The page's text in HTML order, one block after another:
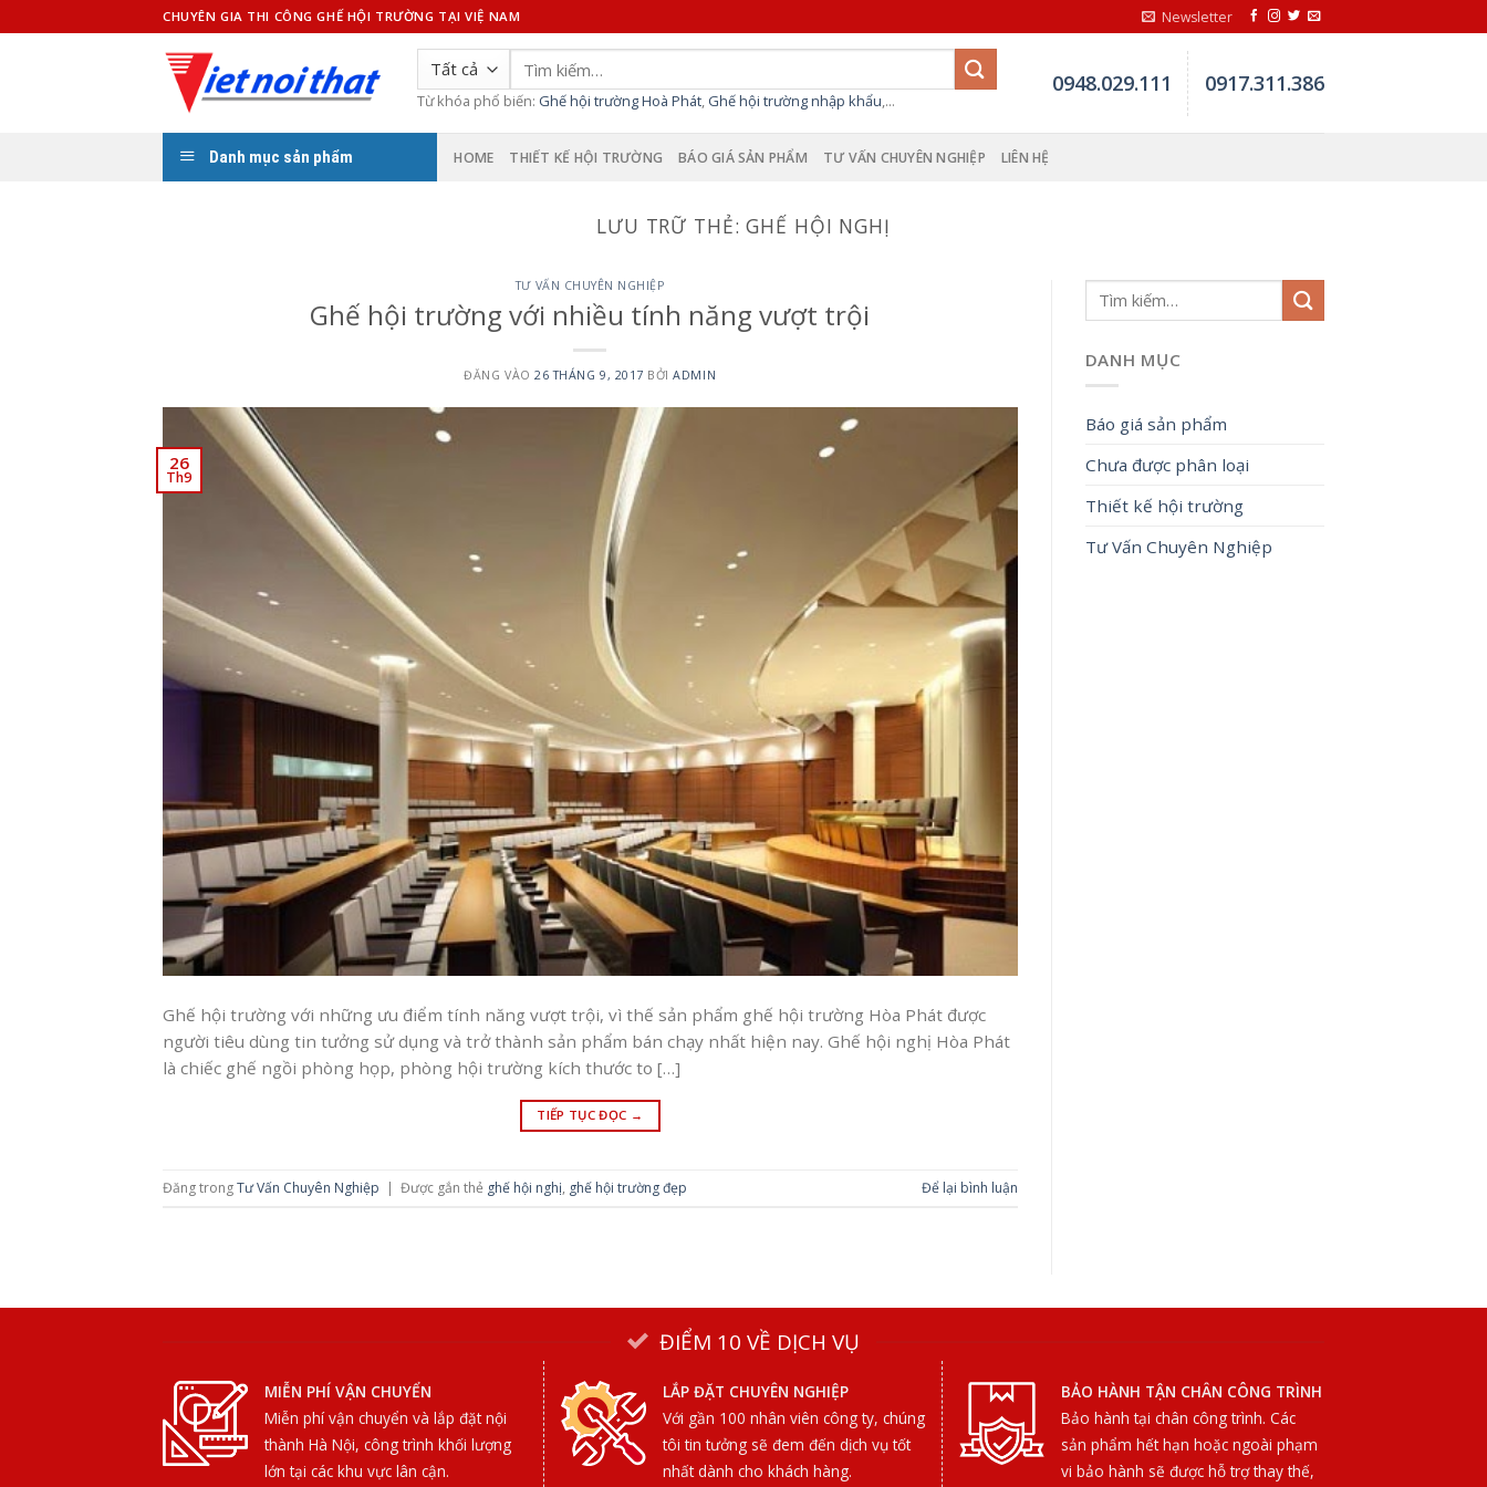
qua
CHUYÊN GIA THI CÔNG GHẾ HỘI TRƯỜNG TẠI VIỆ NAM Newsletter
Tìm
kiếm:
Từ khóa phổ biến: Ghế hội trường Hoà Phát, Ghế hội trường nhập khẩu,...
0948.029.111 0917.311.386
Danh mục sản phẩm HOME THIẾT KẾ HỘI TRƯỜNG BÁO GIÁ SẢN PHẨM TƯ VẤN CHUYÊN NGHIỆP LIÊN HỆ
LƯU TRỮ THẺ:GHẾ HỘI NGHỊ
TƯ VẤN CHUYÊN NGHIỆP
Ghế hội trường với nhiều tính năng vượt trội
ĐĂNG VÀO26 THÁNG 9, 2017 BỞIADMIN
26
Th9
Ghế hội trường với những ưu điểm tính năng vượt trội, vì thế sản phẩm ghế hội trường Hòa Phát được
người tiêu dùng tin tưởng sử dụng và trở thành sản phẩm bán chạy nhất hiện nay. Ghế hội nghị Hòa Phát
là chiếc ghế ngồi phòng họp, phòng hội trường kích thước to […]
TIẾP TỤC ĐỌC →
Đăng trongTư Vấn Chuyên Nghiệp | Được gắn thẻ ghế hội nghị, ghế hội trường đẹp Để lại bình luận
DANH MỤC
Báo giá sản phẩm
Chưa được phân loại
Thiết kế hội trường
Tư Vấn Chuyên Nghiệp
ĐIỂM 10 VỀ DỊCH VỤ
MIỄN PHÍ VẬN CHUYỂN
Miễn phí vận chuyển và lắp đặt nội
thành Hà Nội, công trình khối lượng
lớn tại các khu vực lân cận.
LẮP ĐẶT CHUYÊN NGHIỆP
Với gần 100 nhân viên công ty, chúng
tôi tin tưởng sẽ đem đến dịch vụ tốt
nhất dành cho khách hàng.
BẢO HÀNH TẬN CHÂN CÔNG TRÌNH
Bảo hành tại chân công trình. Các
sản phẩm hết hạn hoặc ngoài phạm
vi bảo hành sẽ được hỗ trợ thay thế,